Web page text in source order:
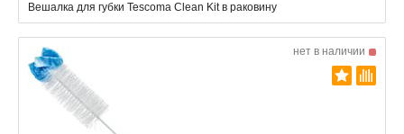
Вешалка для губки Tescoma Clean Kit в раковину
нет в наличии